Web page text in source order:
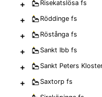
+ Risekatslösa fs
+ Röddinge fs
+ Röstånga fs
+ Sankt Ibb fs
+ Sankt Peters
+ Saxtorp fs